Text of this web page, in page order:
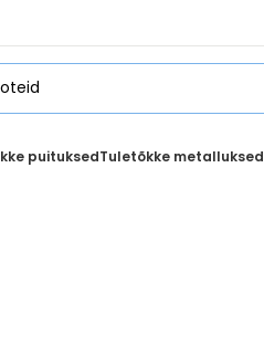
puituksedTuletõkke metalluksed